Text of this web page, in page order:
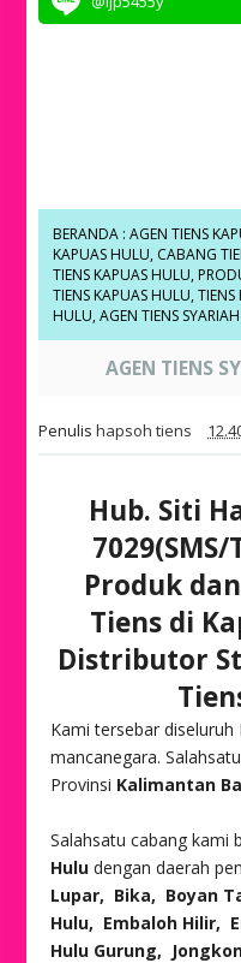
BERANDA :AGEN TIENS
KAPUAS HULU, CABANG
TIENS KAPUAS HULU,
TIENS KAPUAS HULU,TIENS
HULU,AGEN TIENS
AGEN TIENS
Penulishapsoh tiens
Hub. Siti
Produk
Tiens di
Distributor
Kami tersebar
mancanegara.
Provinsi Kalimantan
Salahsatu cabang kami
Huludengan daerah
Lupar, Bika, Boyan
Hulu, Embaloh Hilir,
Hulu Gurung,